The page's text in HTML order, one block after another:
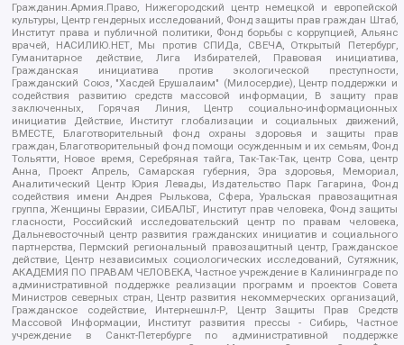
Гражданин.Армия.Право, Нижегородский центр немецкой и европейской
культуры, Центр гендерных исследований, Фонд защиты прав граждан Штаб,
Институт права и публичной политики, Фонд борьбы с коррупцией, Альянс
врачей, НАСИЛИЮ.НЕТ, Мы против СПИДа, СВЕЧА, Открытый Петербург,
Гуманитарное действие, Лига Избирателей, Правовая инициатива,
Гражданская инициатива против экологической преступности,
Гражданский Союз, "Хасдей Ерушалаим" (Милосердие), Центр поддержки и
содействия развитию средств массовой информации, В защиту прав
заключенных, Горячая Линия, Центр социально-информационных
инициатив Действие, Институт глобализации и социальных движений,
ВМЕСТЕ, Благотворительный фонд охраны здоровья и защиты прав
граждан, Благотворительный фонд помощи осужденным и их семьям, Фонд
Тольятти, Новое время, Серебряная тайга, Так-Так-Так, центр Сова, центр
Анна, Проект Апрель, Самарская губерния, Эра здоровья, Мемориал,
Аналитический Центр Юрия Левады, Издательство Парк Гагарина, Фонд
содействия имени Андрея Рылькова, Сфера, Уральская правозащитная
группа, Женщины Евразии, СИБАЛЬТ, Институт прав человека, Фонд защиты
гласности, Российский исследовательский центр по правам человека,
Дальневосточный центр развития гражданских инициатив и социального
партнерства, Пермский региональный правозащитный центр, Гражданское
действие, Центр независимых социологических исследований, Сутяжник,
АКАДЕМИЯ ПО ПРАВАМ ЧЕЛОВЕКА, Частное учреждение в Калининграде по
административной поддержке реализации программ и проектов Совета
Министров северных стран, Центр развития некоммерческих организаций,
Гражданское содействие, Интернешнл-Р, Центр Защиты Прав Средств
Массовой Информации, Институт развития прессы - Сибирь, Частное
учреждение в Санкт-Петербурге по административной поддержке